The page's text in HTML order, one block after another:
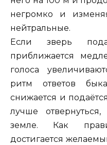
негромко и
нейтральные.
Если зверь
приближается
голоса
ритм ответов
снижается и
лучше
земле. Как
достигается